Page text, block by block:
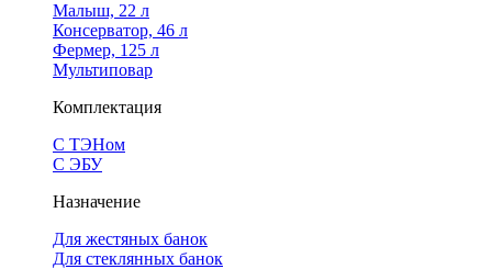
Малыш, 22 л
Консерватор, 46 л
Фермер, 125 л
Мультиповар
Комплектация
С ТЭНом
С ЭБУ
Назначение
Для жестяных банок
Для стеклянных банок